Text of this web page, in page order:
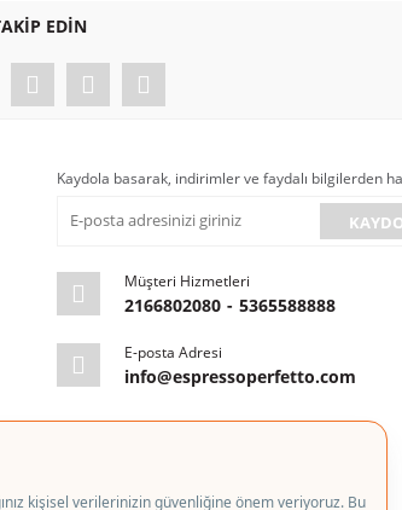
EDİN
Kaydola basarak, indirimler ve faydalı bilgilerden
Müşteri Hizmetleri
2166802080 - 5365588888
E-posta Adresi
info@espressoperfetto.com